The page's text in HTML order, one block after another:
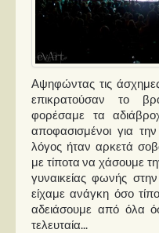
Ταινίες
Βιβλία
Video News
Καλλιτέχνες
Μουσικοί
Διάφοροι
Εκτός Συνόρων
Νέα
Αψηφώντας τις
επικρατούσαν το
φορέσαμε τα
αποφασισμένοι για
λόγος ήταν αρκετά
με τίποτα να χάσουμε
γυναικείας φωνής
είχαμε ανάγκη όσο
αδειάσουμε από όλα
τελευταία...